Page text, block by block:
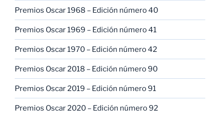
Premios Oscar 1968 – Edición número 40
Premios Oscar 1969 – Edición número 41
Premios Oscar 1970 – Edición número 42
Premios Oscar 2018 – Edición número 90
Premios Oscar 2019 – Edición número 91
Premios Oscar 2020 – Edición número 92